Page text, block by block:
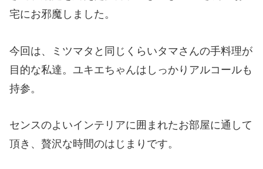
宅にお邪魔しました。
今回は、ミツマタと同じくらいタマさんの手料理が
目的な私達。ユキエちゃんはしっかりアルコールも
持参。
センスのよいインテリアに囲まれたお部屋に通して
頂き、贅沢な時間のはじまりです。